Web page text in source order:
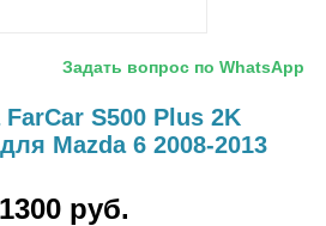
Задать вопрос по WhatsApp
S500 Plus 2K
Mazda 6 2008-2013
руб.